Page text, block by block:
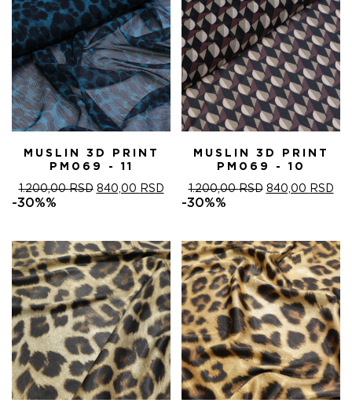
MUSLIN 3D PRINT
PM069 - 11
1.200,00RSD ОРИГИНАЛНА
1.200,00 RSD.
840,00 RSDТРЕНУТНА
ЦЕНА
-30%%
MUSLIN 3D PRINT
PM069 - 10
1.200,00RSD ОРИГИНАЛНА
1.200,00 RSD.
840,00 RSD
-30%%